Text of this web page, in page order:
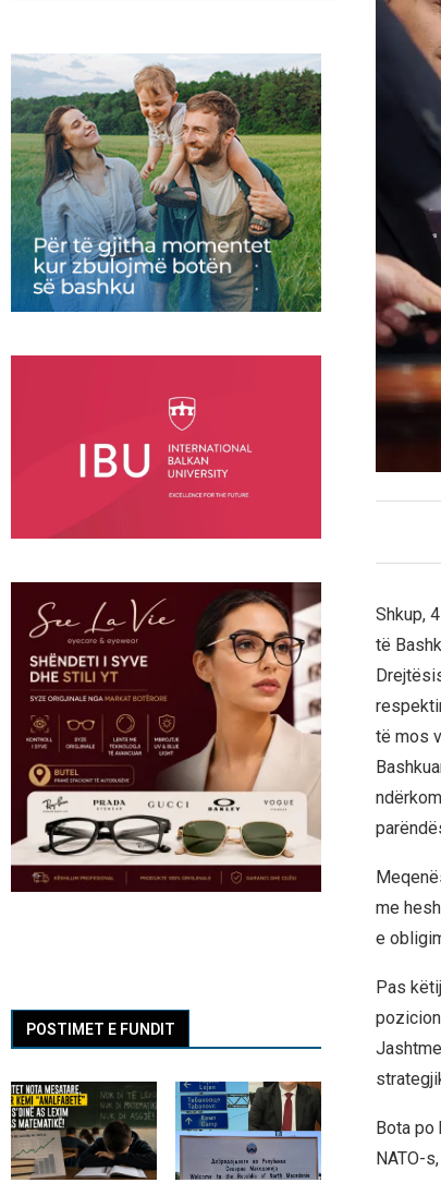
Shkup,
të
të mos
me
e
Pas
Bota po
NATO-
POSTIMET E FUNDIT